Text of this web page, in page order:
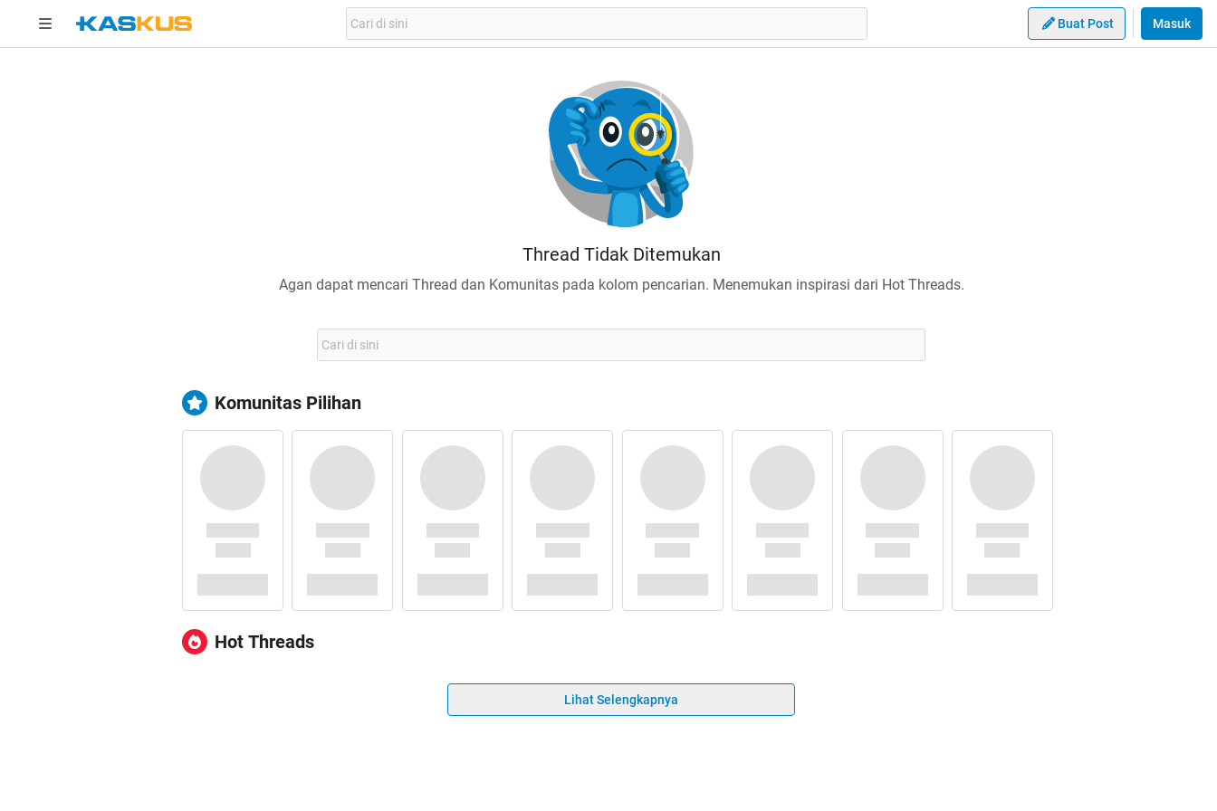
Buat Post Masuk
Thread Tidak Ditemukan
Agan dapat mencari Thread dan Komunitas pada kolom pencarian. Menemukan inspirasi dari Hot Threads.
Komunitas Pilihan
Hot Threads
Lihat Selengkapnya